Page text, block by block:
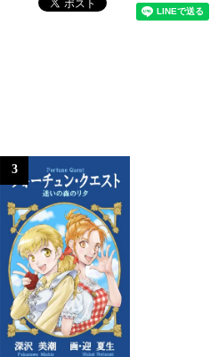
3